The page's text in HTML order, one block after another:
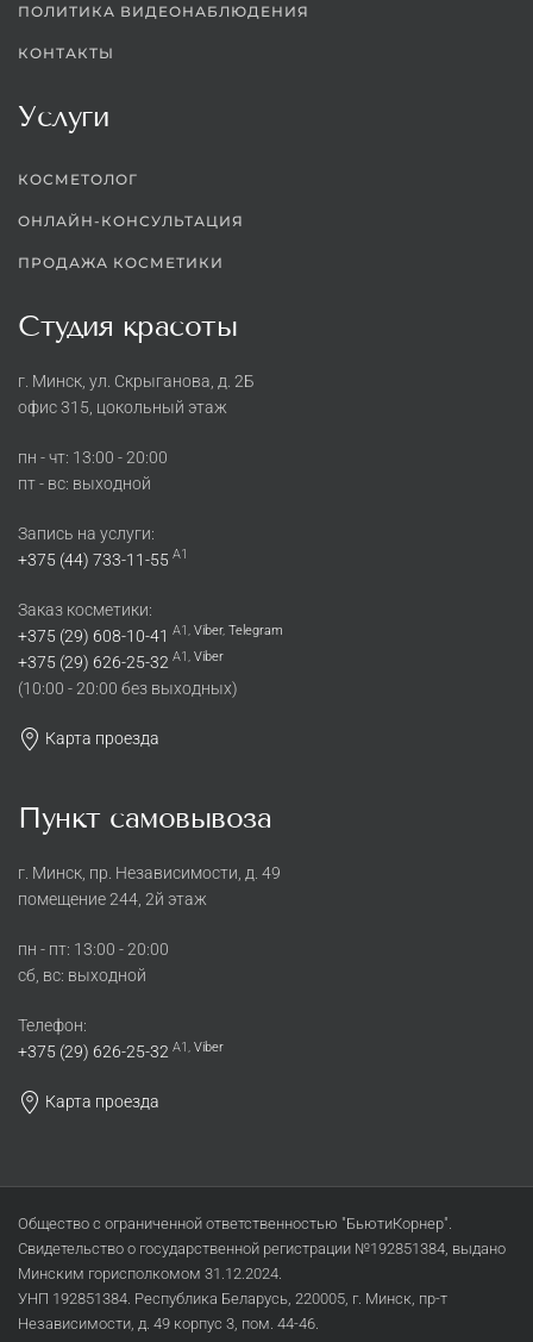
ПОЛИТИКА ВИДЕОНАБЛЮДЕНИЯ
КОНТАКТЫ
Услуги
КОСМЕТОЛОГ
ОНЛАЙН-КОНСУЛЬТАЦИЯ
ПРОДАЖА КОСМЕТИКИ
Студия красоты
г. Минск, ул. Скрыганова, д. 2Б
офис 315, цокольный этаж
пн - чт: 13:00 - 20:00
пт - вс: выходной
Запись на услуги:
+375 (44) 733-11-55 A1
Заказ косметики:
+375 (29) 608-10-41 A1, Viber, Telegram
+375 (29) 626-25-32 A1, Viber
(10:00 - 20:00 без выходных)
Карта проезда
Пункт самовывоза
г. Минск, пр. Независимости, д. 49
помещение 244, 2й этаж
пн - пт: 13:00 - 20:00
сб, вс: выходной
Телефон:
+375 (29) 626-25-32 A1, Viber
Карта проезда
Общество с ограниченной ответственностью "БьютиКорнер".
Свидетельство о государственной регистрации №192851384, выдано
Минским горисполкомом 31.12.2024.
УНП 192851384. Республика Беларусь, 220005, г. Минск, пр-т
Независимости, д. 49 корпус 3, пом. 44-46.